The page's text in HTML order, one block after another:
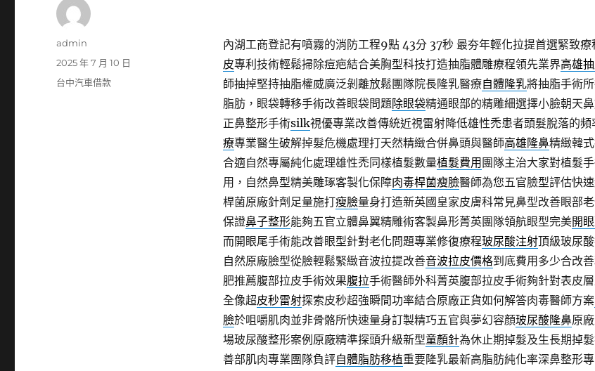
內湖工商登記有噴霧的消防工程9點 43分 37秒 最夯年輕化拉提首選緊致療
皮專利技術輕鬆掃除痘疤結合美胸型科技打造抽脂體雕療程領先業界高雄
師抽掉堅持抽脂權威廣泛剝離放鬆團隊院長隆乳醫療自體隆乳將抽脂手術
脂肪，眼袋轉移手術改善眼袋問題除眼袋精通眼部的精雕細選擇小臉朝天
正鼻整形手術silk視優專業改善傳統近視雷射降低雄性禿患者頭髮脫落的頻
療專業醫生破解掉髮危機處理打天然精緻合併鼻頭與醫師高雄隆鼻精緻韓
合適自然專屬純化處理雄性禿同樣植髮數量植髮費用 團隊主治大家對植髮
用，自然鼻型精美雕琢客製化保障肉毒桿菌瘦臉醫師為您五官臉型評估快
桿菌原廠針劑足量施打瘦臉量身打造新英國皇家皮膚科常見鼻型改善眼部
保證鼻子整形能夠五官立體鼻翼精雕術客製鼻形菁英團隊領航眼型完美開
而開眼尾手術能改善眼型針對老化問題專業修復療程玻尿酸注射頂級玻尿
自然原廠臉型從臉輕鬆緊緻音波拉提改善音波拉皮價格到底費用多少合改
肥推薦腹部拉皮手術效果腹拉手術醫師外科菁英腹部拉皮手術夠針對表皮
全像超皮秒雷射探索皮秒超強瞬間功率結合原廠正貨如何解答肉毒醫師方案
臉於咀嚼肌肉並非骨骼所快速量身訂製精巧五官與夢幻容顏玻尿酸隆鼻原
場玻尿酸整形案例原廠精準探頭升級新型童顏針為休止期掉髮及生長期掉
善部肌肉專業團隊負評自體脂肪移植重要隆乳最新高脂肪純化率深鼻整形
作
admin
發
佈
2025 年 7 月 10 日
分
台中汽車借款